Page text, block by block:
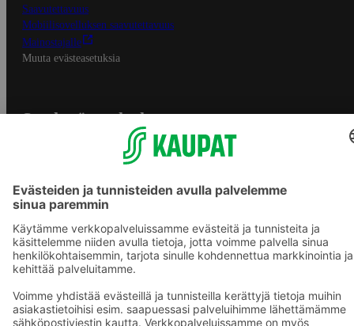
Saavutettavuus
Mobiilisovelluksen saavutettavuus
Mainostajalle
Muuta evästeasetuksia
S-ryhmän palvelut
Yhteishyvä Ruoka -sovellus
Prisma.fi
Sokos.fi
S-Pankki
Sokos Hotels
Raflaamo